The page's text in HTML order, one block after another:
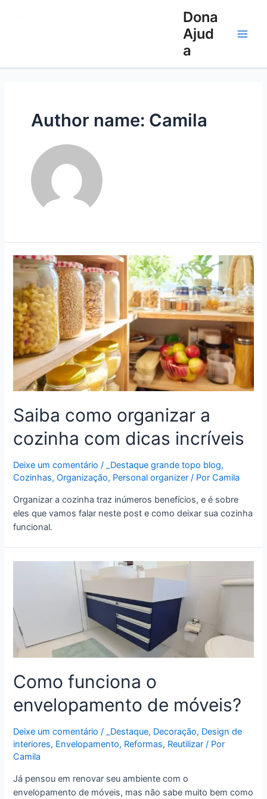
Dona
Ajud
a
Author name: Camila
Saiba como organizar a
cozinha com dicas incríveis
Deixe um comentário / _Destaque grande topo blog,
Cozinhas,Organização, Personal organizer / PorCamila
Organizar a cozinha traz inúmeros benefícios, e é sobre
eles que vamos falar neste post e como deixar sua cozinha
funcional.
Como funciona o
envelopamento de móveis?
Deixe um comentário / _Destaque, Decoração, Design de
interiores, Envelopamento, Reformas, Reutilizar / Por
Camila
Já pensou em renovar seu ambiente com o
envelopamento de móveis, mas não sabe muito bem como